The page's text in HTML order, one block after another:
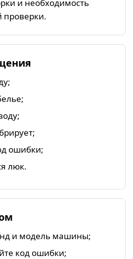
и необходимость
проверки.
ошибки;
люк.
и модель машины;
код ошибки;